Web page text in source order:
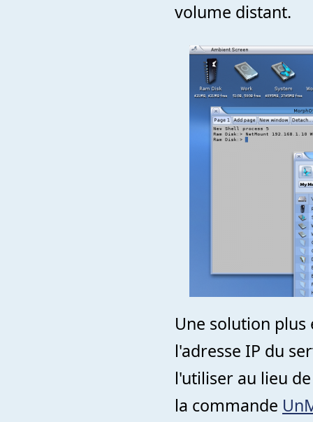
volume distant.
Une solution
l'adresse IP du
l'utiliser au lieu
la commande